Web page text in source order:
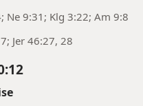
Ne 9:31; Klg 3:22; Am 9:8
Jer 46:27, 28